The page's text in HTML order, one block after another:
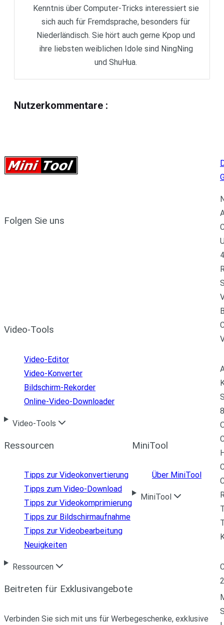
Kenntnis über Computer-Tricks interessiert sie
sich auch für Fremdsprache, besonders für
Niederländisch. Sie hört auch gerne Kpop und
ihre liebsten weiblichen Idole sind NingNing
und ShuHua.
Nutzerkommentare :
Folgen Sie uns
Video-Tools
Video-Editor
Video-Konverter
Bildschirm-Rekorder
Online-Video-Downloader
Video-Tools
Ressourcen
Tipps zur Videokonvertierung
Tipps zum Video-Download
Tipps zur Videokomprimierung
Tipps zur Bildschirmaufnahme
Tipps zur Videobearbeitung
Neuigkeiten
Ressourcen
MiniTool
Über MiniTool
MiniTool
Beitreten für Exklusivangebote
Verbinden Sie sich mit uns für Werbegeschenke, exklusive